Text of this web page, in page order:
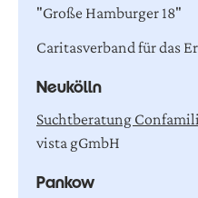
"Große Hamburger 18"
Caritasverband für das
Neukölln
Suchtberatung
vista gGmbH
Pankow